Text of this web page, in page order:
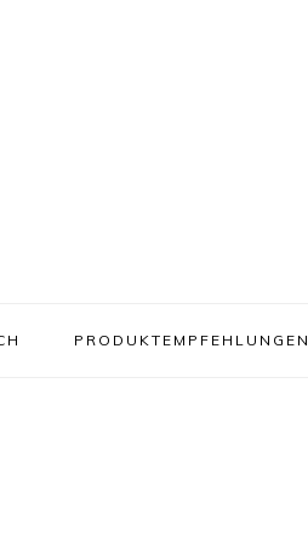
PRODUKTEMPFEHLUNGEN